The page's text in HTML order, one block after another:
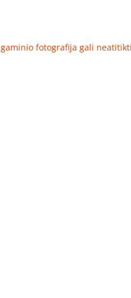
gaminio fotografija gali